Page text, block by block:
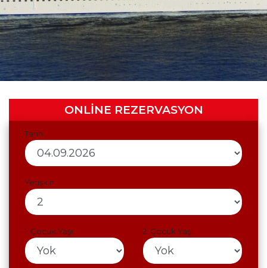
ONLİNE REZERVASYON
Tarih
Yetişkin
1. Çocuk Yaşı 2. Çocuk Yaşı